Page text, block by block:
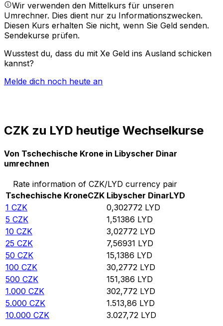
Wir verwenden den Mittelkurs für unseren
Umrechner. Dies dient nur zu Informationszwecken.
Diesen Kurs erhalten Sie nicht, wenn Sie Geld senden.
Sendekurse prüfen.
Wusstest du, dass du mit Xe Geld ins Ausland schicken
kannst?
Melde dich noch heute an
CZK zu LYD heutige Wechselkurse
Von Tschechische Krone in Libyscher Dinar
umrechnen
Rate information of CZK/LYD currency pair
Tschechische KroneCZK Libyscher DinarLYD
1 CZK 0,302772 LYD
5 CZK 1,51386 LYD
10 CZK 3,02772 LYD
25 CZK 7,56931 LYD
50 CZK 15,1386 LYD
100 CZK 30,2772 LYD
500 CZK 151,386 LYD
1.000 CZK 302,772 LYD
5.000 CZK 1.513,86 LYD
10.000 CZK 3.027,72 LYD